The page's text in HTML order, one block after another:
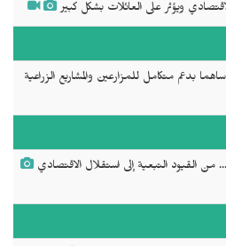
ويؤثر على العائلات بشكل كبير
بدعم متكامل للمزارعين والمشاريع الزراعية
من القيود التبعية إلى استقلال الاقتصادي